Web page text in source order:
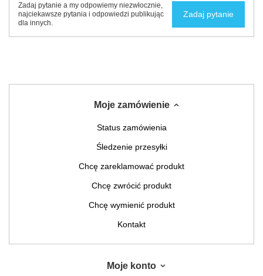
Zadaj pytanie a my odpowiemy niezwłocznie,
najciekawsze pytania i odpowiedzi publikując
dla innych.
Zadaj pytanie
Moje zamówienie
Status zamówienia
Śledzenie przesyłki
Chcę zareklamować produkt
Chcę zwrócić produkt
Chcę wymienić produkt
Kontakt
Moje konto